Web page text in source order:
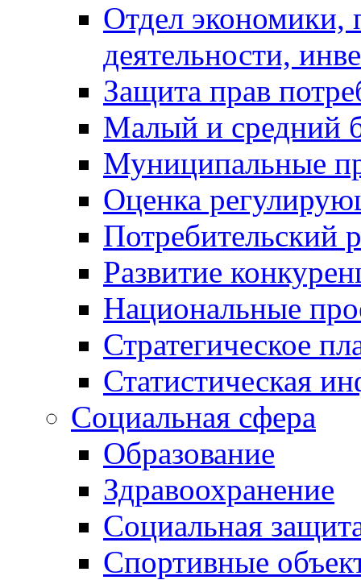
Отдел экономики,
деятельности,
Защита прав
Малый и средний
Муниципальные
Оценка
Потребительский
Развитие
Национальные
Стратегическое
Статистическая
Социальная сфера
Образование
Здравоохранение
Социальная
Спортивные